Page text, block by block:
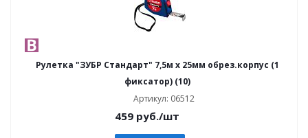
Рулетка "ЗУБР Стандарт" 7,5м х 25мм обрез.корпус (1
фиксатор) (10)
Артикул: 06512
459 руб./шт